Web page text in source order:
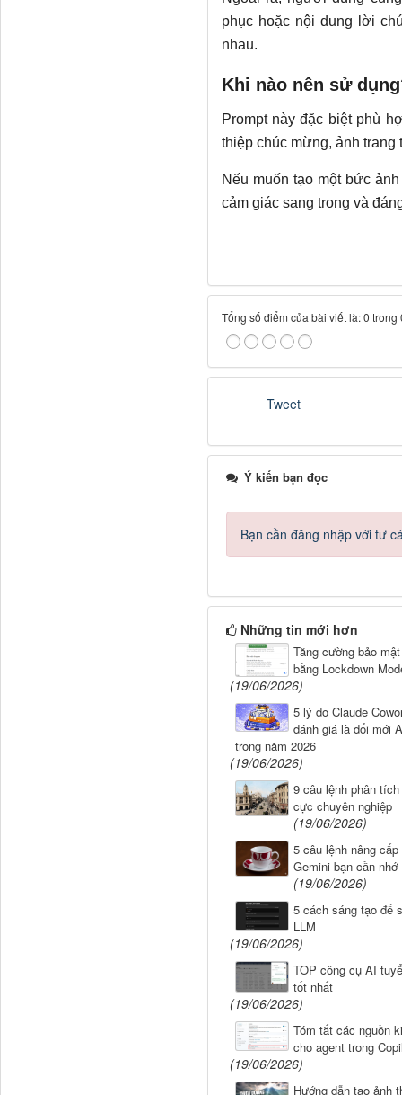
phục hoặc nội dung lời
nhau.
Khi nào nên sử
Prompt này đặc biệt phù
thiệp chúc mừng, ảnh trang
Nếu muốn tạo một bức
cảm giác sang trọng và
Tổng số điểm của bài viết là: 0 trong
Tweet
Ý kiến bạn đọc
Bạn cần đăng nhập với tư
Những tin mới hơn
Tăng cường bảo
bằng Lockdown
(19/06/2026)
5 lý do Claude
đánh giá là đổi mới
trong năm 2026
(19/06/2026)
9 câu lệnh phân
cực chuyên nghiệp
(19/06/2026)
5 câu lệnh nâng cấp
Gemini bạn cần nhớ
(19/06/2026)
5 cách sáng tạo để
LLM
(19/06/2026)
TOP công cụ AI
tốt nhất
(19/06/2026)
Tóm tắt các nguồn
cho agent trong
(19/06/2026)
Hướng dẫn tạo ảnh